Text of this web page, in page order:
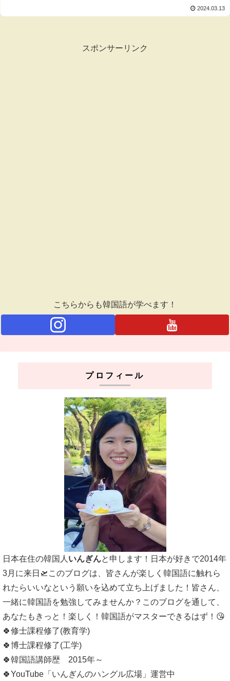
2024.03.13
スポンサーリンク
こちらからも韓国語が学べます！
プロフィール
日本在住の韓国人 いんぎんと申します！日本が好きで2014年
3月に来日🛫このブログは、皆さんが楽しく韓国語に触れら
れたらいいなという願いを込めて立ち上げました！皆さん、
一緒に韓国語を勉強してみませんか？このブログを通して、
あなたもきっと！楽しく！韓国語がマスターできるはず！😘
🍀修士課程修了(教育学)
🍀博士課程修了(工学)
🍀韓国語講師歴 2015年～
🍀YouTube「いんぎんのハングル広場」運営中